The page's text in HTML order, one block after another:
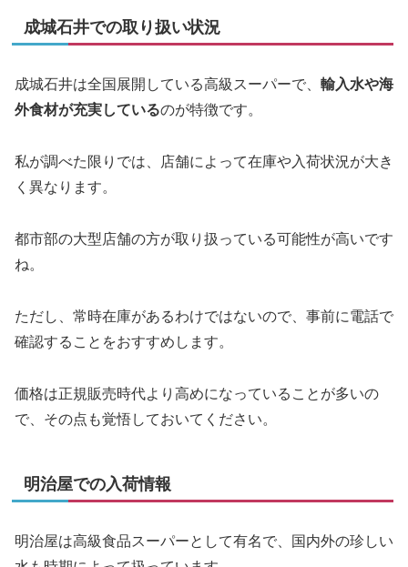
成城石井での取り扱い状況
成城石井は全国展開している高級スーパーで、 輸入水や海
外食材が充実しているのが特徴です。
私が調べた限りでは、店舗によって在庫や入荷状況が大き
く異なります。
都市部の大型店舗の方が取り扱っている可能性が高いです
ね。
ただし、常時在庫があるわけではないので、事前に電話で
確認することをおすすめします。
価格は正規販売時代より高めになっていることが多いの
で、その点も覚悟しておいてください。
明治屋での入荷情報
明治屋は高級食品スーパーとして有名で、国内外の珍しい